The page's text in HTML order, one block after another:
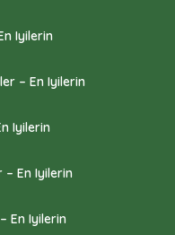
Iyilerin
– En Iyilerin
Iyilerin
– En Iyilerin
En Iyilerin